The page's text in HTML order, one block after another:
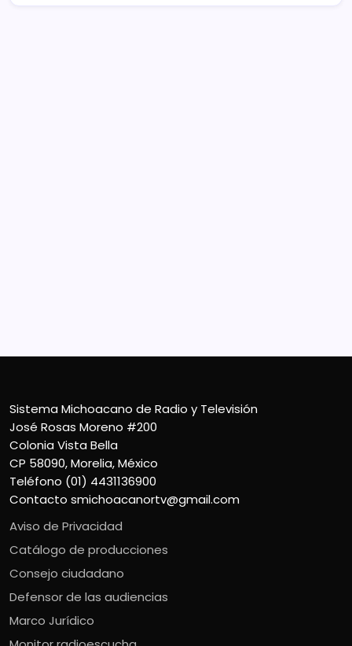
Sistema Michoacano de Radio y Televisión
José Rosas Moreno #200
Colonia Vista Bella
CP 58090, Morelia, México
Teléfono (01) 4431136900
Contacto smichoacanortv@gmail.com
Aviso de Privacidad
Catálogo de producciones
Consejo ciudadano
Defensor de las audiencias
Marco Jurídico